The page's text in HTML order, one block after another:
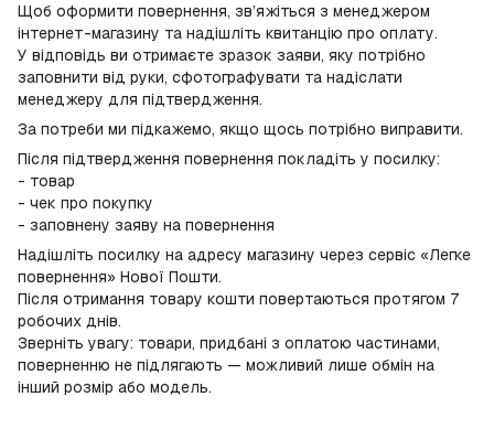
Щоб оформити повернення, зв’яжіться з менеджером
інтернет-магазину та надішліть квитанцію про оплату.
У відповідь ви отримаєте зразок заяви, яку потрібно
заповнити від руки, сфотографувати та надіслати
менеджеру для підтвердження.
За потреби ми підкажемо, якщо щось потрібно виправити.
Після підтвердження повернення покладіть у посилку:
- товар
- чек про покупку
- заповнену заяву на повернення
Надішліть посилку на адресу магазину через сервіс «Легке
повернення» Нової Пошти.
Після отримання товару кошти повертаються протягом 7
робочих днів.
Зверніть увагу: товари, придбані з оплатою частинами,
поверненню не підлягають — можливий лише обмін на
інший розмір або модель.